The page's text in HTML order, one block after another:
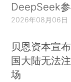
DeepSeek
2026年08月06日
贝恩资本宣
国大陆无法
场